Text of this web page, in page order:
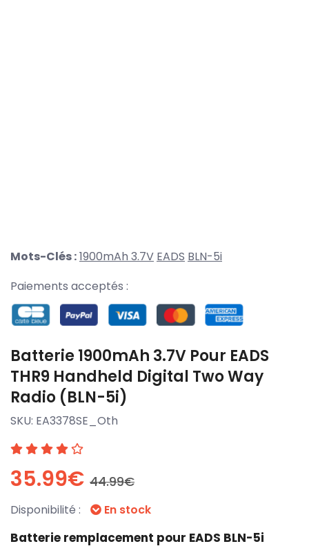
Mots-Clés :1900mAh 3.7V EADS BLN-5i
Paiements acceptés :
Batterie 1900mAh 3.7V Pour EADS
THR9 Handheld Digital Two Way
Radio (BLN-5i)
SKU: EA3378SE_Oth
35.99€ 44.99€
Disponibilité : En stock
Batterie remplacement pour EADS BLN-5i